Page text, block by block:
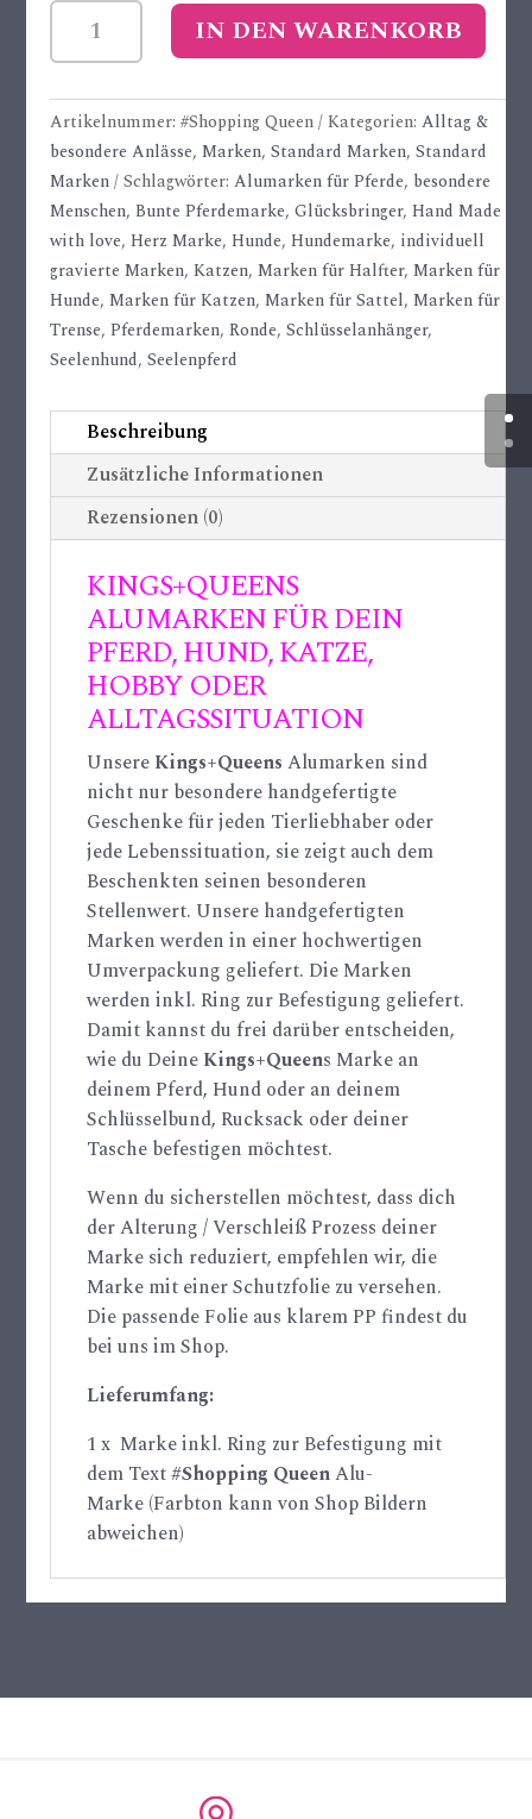
#Shopping
Queen
Alu-
Marke
Menge
IN DEN WARENKORB
Artikelnummer:#Shopping Queen Kategorien:Alltag &
besondere Anlässe,Marken,Standard Marken,Standard
Marken Schlagwörter:Alumarken für Pferde, besondere
Menschen,Bunte Pferdemarke,Glücksbringer,Hand Made
with love,Herz Marke,Hunde,Hundemarke, individuell
gravierte Marken,Katzen,Marken für Halfter,Marken für
Hunde,Marken für Katzen,Marken für Sattel,Marken für
Trense,Pferdemarken,Ronde,Schlüsselanhänger,
Seelenhund,Seelenpferd
Beschreibung
Zusätzliche Informationen
Rezensionen (0)
KINGS+QUEENS
ALUMARKEN FÜR DEIN
PFERD, HUND, KATZE,
HOBBY ODER
ALLTAGSSITUATION
Unsere Kings+Queens Alumarken sind
nicht nur besondere handgefertigte
Geschenke für jeden Tierliebhaber oder
jede Lebenssituation, sie zeigt auch dem
Beschenkten seinen besonderen
Stellenwert. Unsere handgefertigten
Marken werden in einer hochwertigen
Umverpackung geliefert. Die Marken
werden inkl. Ring zur Befestigung geliefert.
Damit kannst du frei darüber entscheiden,
wie du Deine Kings+Queens Marke an
deinem Pferd, Hund oder an deinem
Schlüsselbund, Rucksack oder deiner
Tasche befestigen möchtest.
Wenn du sicherstellen möchtest, dass dich
der Alterung / Verschleiß Prozess deiner
Marke sich reduziert, empfehlen wir, die
Marke mit einer Schutzfolie zu versehen.
Die passende Folie aus klarem PP findest du
bei uns im Shop.
Lieferumfang:
1 x Marke inkl. Ring zur Befestigung mit
dem Text#Shopping QueenAlu-
Marke (Farbton kann von Shop Bildern
abweichen)